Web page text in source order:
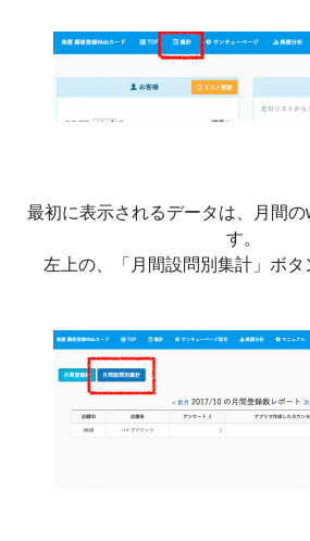
最初に表示されるデータは、月間
す。
左上の、「月間設問別集計」ボタ